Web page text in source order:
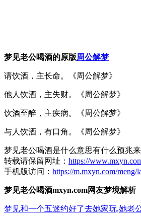
梦见老公喝酒的原版周公解梦
请饮酒，主长命。《周公解梦》
他人饮酒，主失财。《周公解梦》
饮酒至醉，主疾病。《周公解梦》
与人饮酒，有口角。《周公解梦》
梦见老公喝酒是什么意思有什么预兆
转载请保留网址： https://
手机版访问： https://m.mxyn.com/meng/
梦见老公喝酒mxyn.com网友梦境解析
梦见和一个五迷约好了去她家玩,她老